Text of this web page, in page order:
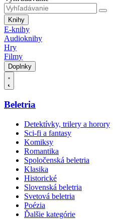
Knihy
E-knihy
Audioknihy
Hry
Filmy
Doplnky
Beletria
Detektívky, trilery a horory
Sci-fi a fantasy
Komiksy
Romantika
Spoločenská beletria
Klasika
Historické
Slovenská beletria
Svetová beletria
Poézia
Ďalšie kategórie